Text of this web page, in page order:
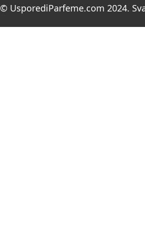
© UsporediParfeme.com 2024.